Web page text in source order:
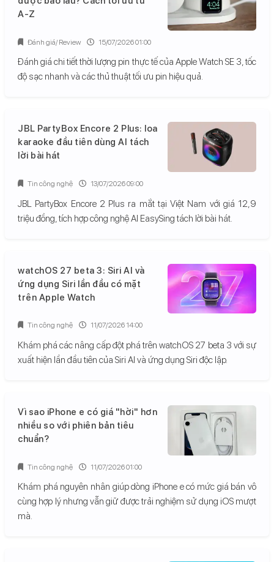
A-Z
Đánh giá chi tiết thời lượng pin thực tế của Apple Watch SE 3, tốc
độ sạc nhanh và các thủ thuật tối ưu pin hiệu quả.
Đánh giá/ Review 15/07/2026 01:00
JBL PartyBox Encore 2 Plus: loa
karaoke đầu tiên dùng AI tách
lời bài hát
JBL PartyBox Encore 2 Plus ra mắt tại Việt Nam với giá 12,9
triệu đồng, tích hợp công nghệ AI EasySing tách lời bài hát.
Tin công nghệ 13/07/2026 09:00
watchOS 27 beta 3: Siri AI và
ứng dụng Siri lần đầu có mặt
trên Apple Watch
Khám phá các nâng cấp đột phá trên watchOS 27 beta 3 với sự
xuất hiện lần đầu tiên của Siri AI và ứng dụng Siri độc lập.
Tin công nghệ 11/07/2026 14:00
Vì sao iPhone e có giá "hời" hơn
nhiều so với phiên bản tiêu
chuẩn?
Khám phá nguyên nhân giúp dòng iPhone e có mức giá bán vô
cùng hợp lý nhưng vẫn giữ được trải nghiệm sử dụng iOS mượt
mà.
Tin công nghệ 11/07/2026 01:00